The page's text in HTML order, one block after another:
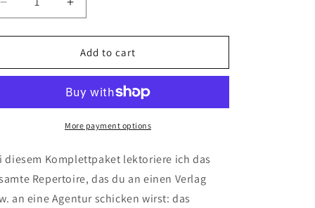
Decrease
quantity
for
Exposé-,
Anschreiben-
Increase
quantity
for
Bartkauziges
Exposé-,
Leseprobe-
und
Anschreiben-
Lektorat
Add to cart
More payment options
diesem Komplettpaket lektoriere ich das
Repertoire, das du an einen Verlag
an eine Agentur schicken wirst: das